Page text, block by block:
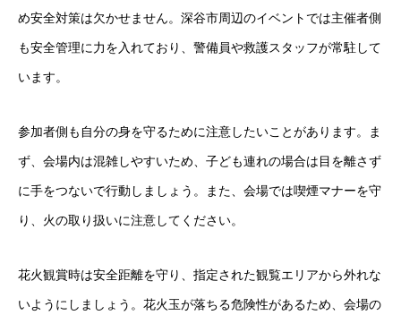
め安全対策は欠かせません。深谷市周辺のイベントでは主催者側
も安全管理に力を入れており、警備員や救護スタッフが常駐して
います。
参加者側も自分の身を守るために注意したいことがあります。ま
ず、会場内は混雑しやすいため、子ども連れの場合は目を離さず
に手をつないで行動しましょう。また、会場では喫煙マナーを守
り、火の取り扱いに注意してください。
花火観賞時は安全距離を守り、指定された観覧エリアから外れな
いようにしましょう。花火玉が落ちる危険性があるため、会場の